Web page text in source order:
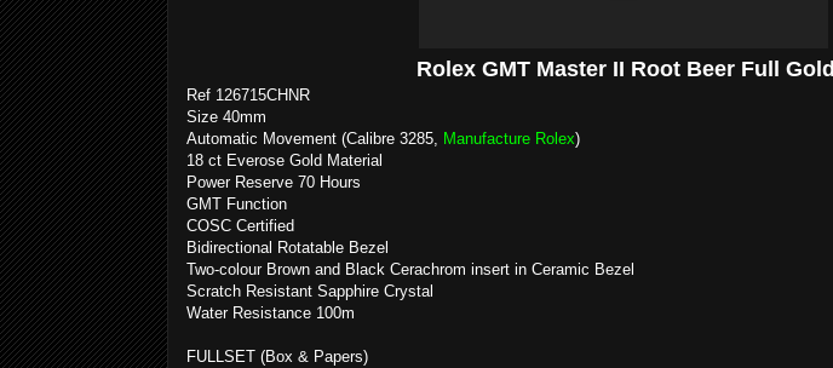
Rolex GMT Master II Root Beer Full Gold
Ref 126715CHNR
Size 40mm
Automatic Movement (Calibre 3285, Manufacture Rolex)
18 ct Everose Gold Material
Power Reserve 70 Hours
GMT Function
COSC Certified
Bidirectional Rotatable Bezel
Two-colour Brown and Black Cerachrom insert in Ceramic Bezel
Scratch Resistant Sapphire Crystal
Water Resistance 100m
FULLSET (Box & Papers)